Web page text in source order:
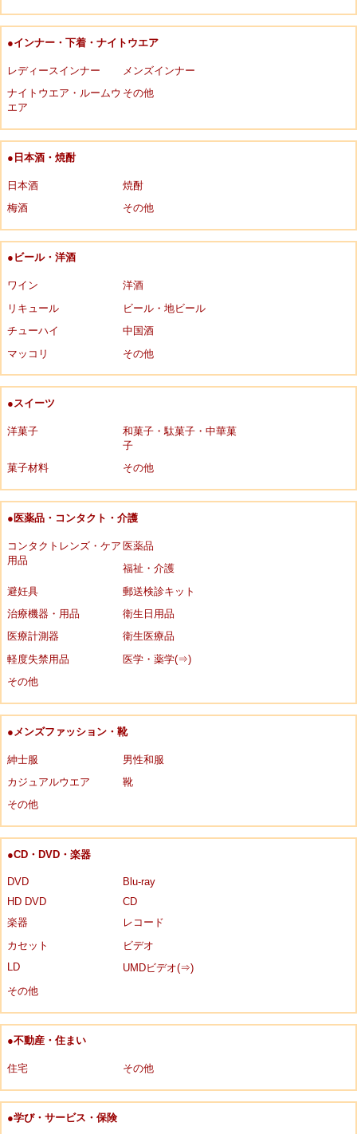
●インナー・下着・ナイトウエア
レディースインナー
メンズインナー
ナイトウエア・ルームウ
エア
その他
●日本酒・焼酎
日本酒
焼酎
梅酒
その他
●ビール・洋酒
ワイン
洋酒
リキュール
ビール・地ビール
チューハイ
中国酒
マッコリ
その他
●スイーツ
洋菓子
和菓子・駄菓子・中華菓
子
菓子材料
その他
●医薬品・コンタクト・介護
コンタクトレンズ・ケア
用品
医薬品
福祉・介護
避妊具
郵送検診キット
治療機器・用品
衛生日用品
医療計測器
衛生医療品
軽度失禁用品
医学・薬学(⇒)
その他
●メンズファッション・靴
紳士服
男性和服
カジュアルウエア
靴
その他
●CD・DVD・楽器
DVD
Blu-ray
HD DVD
CD
楽器
レコード
カセット
ビデオ
LD
UMDビデオ(⇒)
その他
●不動産・住まい
住宅 その他
●学び・サービス・保険